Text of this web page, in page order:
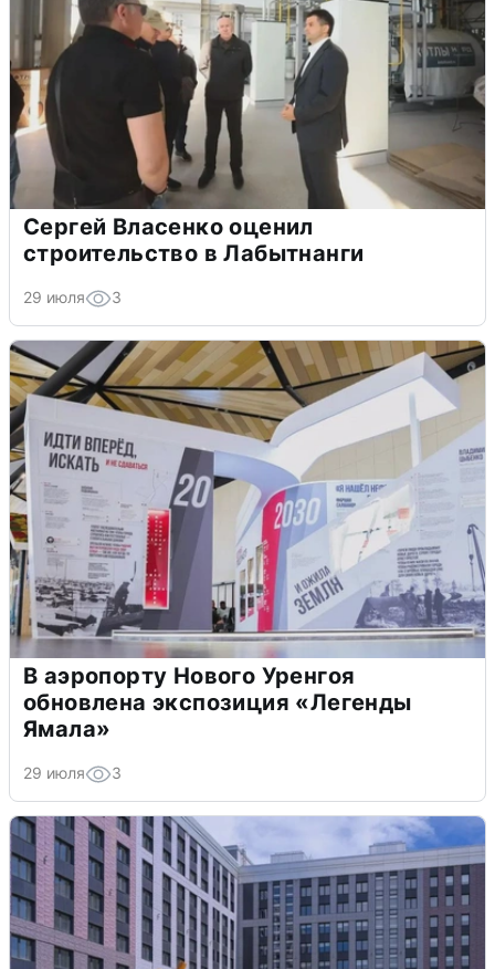
Сергей Власенко оценил
строительство в Лабытнанги
29 июля 3
В аэропорту Нового Уренгоя
обновлена экспозиция «Легенды
Ямала»
29 июля 3